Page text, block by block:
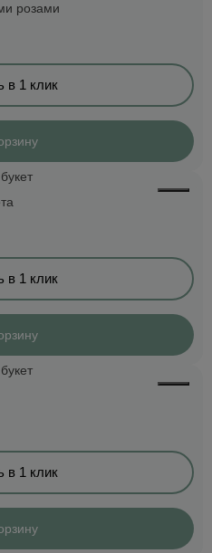
розами
в 1 клик
в 1 клик
в 1 клик